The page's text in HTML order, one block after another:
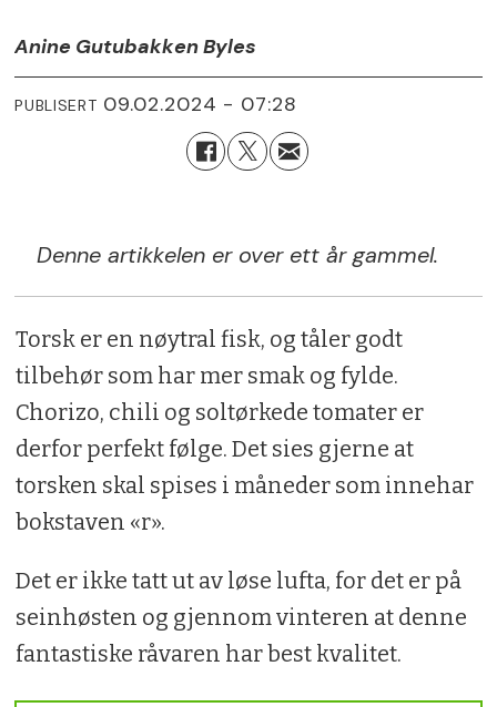
Anine Gutubakken Byles
PUBLISERT 09.02.2024 - 07:28
Denne artikkelen er over ett år gammel.
Torsk er en nøytral fisk, og tåler godt
tilbehør som har mer smak og fylde.
Chorizo, chili og soltørkede tomater er
derfor perfekt følge. Det sies gjerne at
torsken skal spises i måneder som innehar
bokstaven «r».
Det er ikke tatt ut av løse lufta, for det er på
seinhøsten og gjennom vinteren at denne
fantastiske råvaren har best kvalitet.